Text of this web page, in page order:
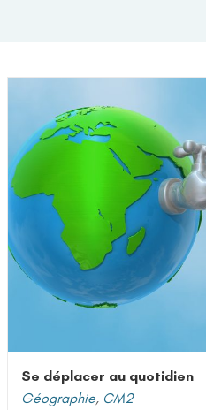
Se déplacer au quotidien
Géographie, CM2